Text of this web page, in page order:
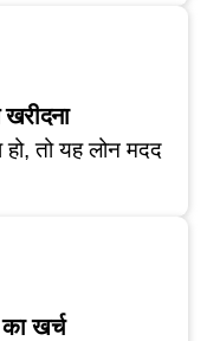
हो, तो यह लोन मदद
खर्च